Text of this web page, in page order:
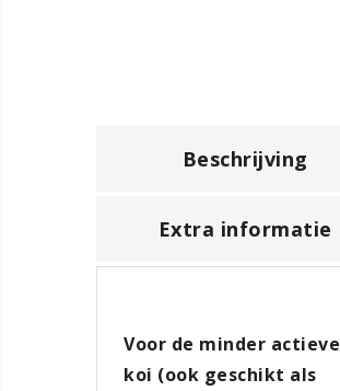
Beschrijving
Extra informatie
Voor de minder actieve
koi (ook geschikt als